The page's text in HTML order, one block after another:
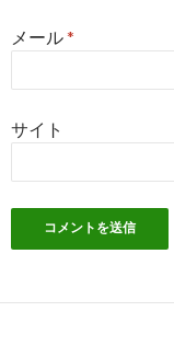
メール*
サイト